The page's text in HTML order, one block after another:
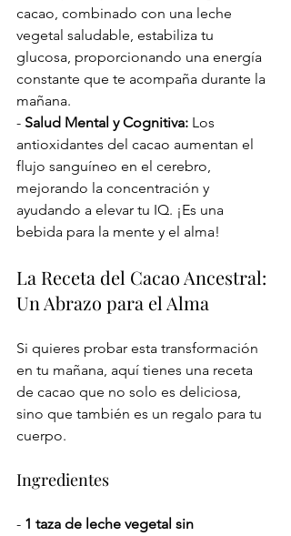
cacao, combinado con una leche
vegetal saludable, estabiliza tu
glucosa, proporcionando una energía
constante que te acompaña durante la
mañana.
- Salud Mental y Cognitiva: Los
antioxidantes del cacao aumentan el
flujo sanguíneo en el cerebro,
mejorando la concentración y
ayudando a elevar tu IQ. ¡Es una
bebida para la mente y el alma!
La Receta del Cacao Ancestral:
Un Abrazo para el Alma
Si quieres probar esta transformación
en tu mañana, aquí tienes una receta
de cacao que no solo es deliciosa,
sino que también es un regalo para tu
cuerpo.
Ingredientes
- 1 taza de leche vegetal sin